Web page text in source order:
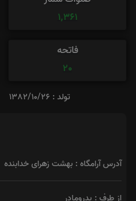
1,361
فاتحه
20
تولد : 1382/10/26
آدرس آرامگاه : بهشت زهرای خدابنده
از طرف : پدرومادر